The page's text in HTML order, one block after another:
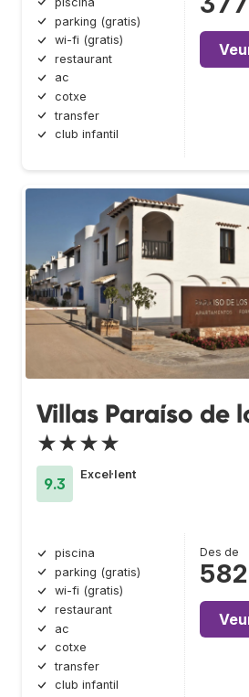
parking (gratis)
wi-fi (gratis)
restaurant
ac
cotxe
transfer
club infantil
Villas Paraíso de
★★★★
9.3
Excel·lent
piscina
parking (gratis)
wi-fi (gratis)
restaurant
ac
cotxe
transfer
club infantil
Des de